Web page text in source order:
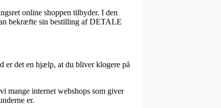
online shoppen tilbyder. I den
bekræfte sin bestilling af DETALE
er det en hjælp, at du bliver klogere på
mange internet webshops som giver
er.